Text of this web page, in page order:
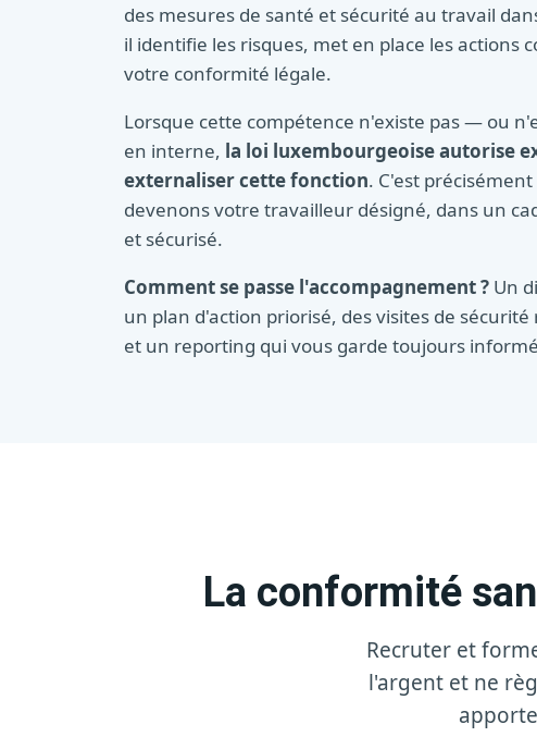
des mesures de santé et sécurité au travail
il identifie les risques, met en place les actions
votre conformité légale.
Lorsque cette compétence n'existe pas — ou
en interne, la loi luxembourgeoise autorise
externaliser cette fonction. C'est
devenons votre travailleur désigné, dans un
et sécurisé.
Comment se passe l'accompagnement ? Un
un plan d'action priorisé, des visites de
et un reporting qui vous garde toujours
La conformité
Recruter et
l'argent et ne